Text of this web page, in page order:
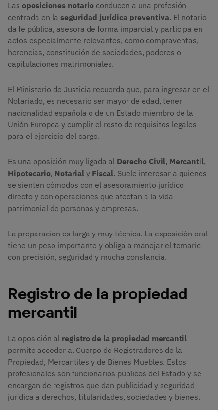
Las oposiciones notario conducen a una profesión
centrada en la seguridad jurídica preventiva. El notario
da fe pública, asesora de forma imparcial y participa en
actos especialmente relevantes, como compraventas,
herencias, constitución de sociedades, poderes o
capitulaciones matrimoniales.
El Ministerio de Justicia recuerda que, para ingresar en el
Notariado, es necesario ser mayor de edad, tener
nacionalidad española o de un Estado miembro de la
Unión Europea y cumplir el resto de requisitos legales
para el ejercicio del cargo.
Es una oposición muy ligada al Derecho Civil, Mercantil,
Hipotecario, Notarial y Fiscal. Suele interesar a quienes
se sienten cómodos con el asesoramiento jurídico
directo y con operaciones que afectan a la vida
patrimonial de personas y empresas.
La preparación es larga y muy técnica. La exposición oral
tiene un peso importante y obliga a manejar el temario
con precisión, seguridad y mucha constancia.
Registro de la propiedad
mercantil
La oposición al registro de la propiedad mercantil
permite acceder al Cuerpo de Registradores de la
Propiedad, Mercantiles y de Bienes Muebles. Estos
profesionales son funcionarios públicos del Estado y se
encargan de registros que dan publicidad y seguridad
jurídica a derechos, titularidades, sociedades y bienes.